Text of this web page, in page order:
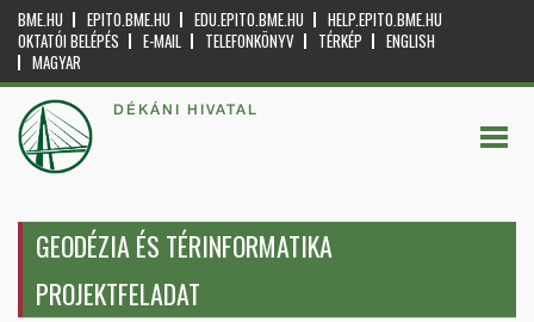
BME.HU EPITO.BME.HU EDU.EPITO.BME.HU
HELP.EPITO.BME.HU
OKTATÓI BELÉPÉS
E-MAIL TELEFONKÖNYV TÉRKÉP
ENGLISH
MAGYAR
DÉKÁNI HIVATAL
GEODÉZIA ÉS TÉRINFORMATIKA
PROJEKTFELADAT